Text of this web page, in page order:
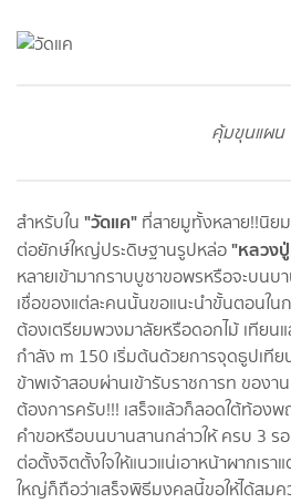
คุ้มขุนแผน
สำหรับใน "วัดแค" ที่สายมูทั้งหลาย!!นิย
ต่อยักษ์ใหญ่ประดิษฐานรูปหล่อ"หลวง
หลายเข้ามากราบบูชาขอพรหรือจะบนบ
เชื่อของแต่ละคนนั้นขอแนะนำขั้นตอนใ
ต้องเตรียมพวงมาลัยหรือดอกไม้ เทียน
กำลัง m 150 เริ่มต้นด้วยการจุดธูปเทีย
ข้าพเจ้าสอบผ่านเข้ารับราชการท ของ
ต้องการครับ!!! เสร็จแล้วก็ลอดใต้ท้อง
คำขอหรือบนบานสานกล่าวให้ ครบ 3
ต่อตั้งจิตตั้งใจให้แนวแน่เอาหน้าผากเร
ใหญ่ก็ถือว่าเสร็จพิธีมงคลนี้ขอให้ได้สมค